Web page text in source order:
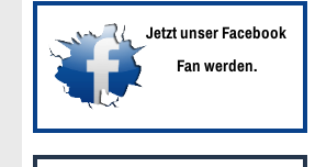
Jetzt unser Facebook
Fan werden.